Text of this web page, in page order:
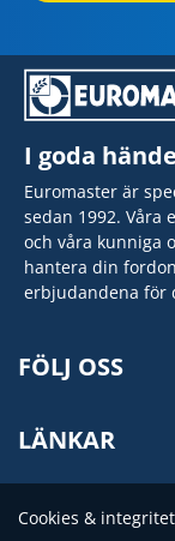
I goda
Euromaster är
sedan 1992. Våra
och våra kunniga
hantera din
erbjudandena för
FÖLJ OSS
LÄNKAR
Cookies & integritet